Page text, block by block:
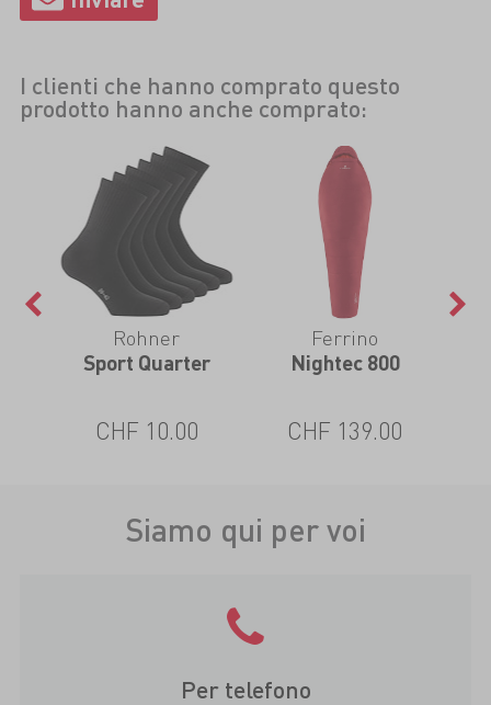
I clienti che hanno comprato questo
prodotto hanno anche comprato:
Rohner
Sport Quarter
CHF 10.00
Ferrino
Nightec 800
CHF 139.00
Siamo qui per voi
Per telefono